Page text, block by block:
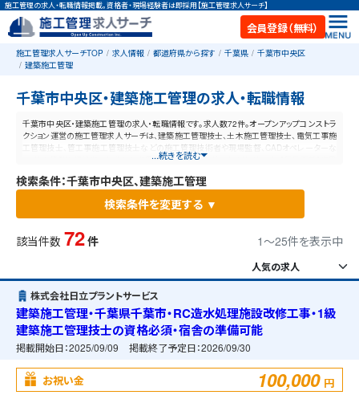
施工管理の求人・転職情報掲載。資格者・現場経験者は即採用【施工管理求人サーチ】
会員登録（無料）
施工管理求人サーチTOP 求人情報 都道府県から探す 千葉県
千葉市中央区
建築施工管理
千葉市中央区・建築施工管理の求人・転職情報
千葉市中央区・建築施工管理の求人・転職情報です。求人数72件。オープンアップコンストラ
クション運営の施工管理求人サーチは、建築施工管理技士、土木施工管理技士、電気工事施
工管理技士、管工事施工管理技士などの施工管理技術者や現場監督、CADオペレーターな
ど、施工管理と建設業に特化した業界最大規模の求人ポータルサイトです。【毎日更新】業界
...続きを読む
検索条件：千葉市中央区、建築施工管理
検索条件を変更する ▼
該当件数 72 件 1〜25件を表示中
株式会社日立プラントサービス
建築施工管理・千葉県千葉市・RC造水処理施設改修工事・1級
建築施工管理技士の資格必須・宿舎の準備可能
掲載開始日：2025/09/09 掲載終了予定日：2026/09/30
お祝い金 100,000 円